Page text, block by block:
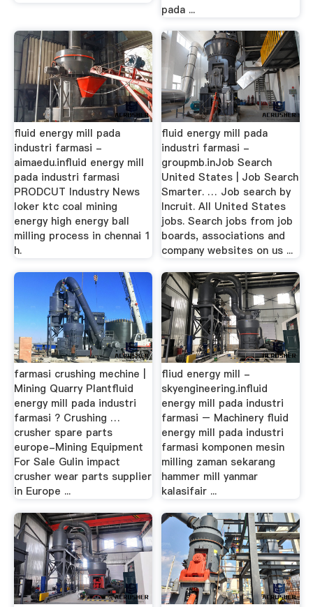
pada ...
fluid energy mill pada
industri farmasi -
aimaedu.influid energy mill
pada industri farmasi
PRODCUT Industry News
loker ktc coal mining
energy high energy ball
milling process in chennai 1
h.
fluid energy mill pada
industri farmasi -
groupmb.inJob Search
United States | Job Search
Smarter. … Job search by
Incruit. All United States
jobs. Search jobs from job
boards, associations and
company websites on us ...
farmasi crushing mechine |
Mining Quarry Plantfluid
energy mill pada industri
farmasi ? Crushing …
crusher spare parts
europe-Mining Equipment
For Sale Gulin impact
crusher wear parts supplier
in Europe ...
fliud energy mill -
skyengineering.influid
energy mill pada industri
farmasi – Machinery fluid
energy mill pada industri
farmasi komponen mesin
milling zaman sekarang
hammer mill yanmar
kalasifair ...